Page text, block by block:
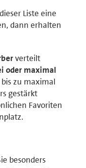
Liste eine
dann erhalten
verteilt
oder maximal
zu maximal
gestärkt
Favoriten
besonders